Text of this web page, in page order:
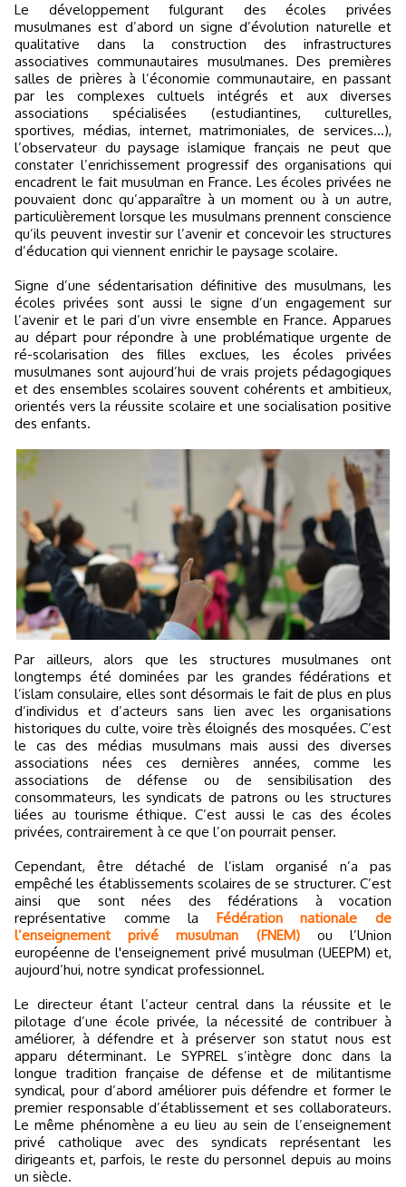
Le développement fulgurant des écoles privées
musulmanes est d’abord un signe d’évolution naturelle et
qualitative dans la construction des infrastructures
associatives communautaires musulmanes. Des premières
salles de prières à l’économie communautaire, en passant
par les complexes cultuels intégrés et aux diverses
associations spécialisées (estudiantines, culturelles,
sportives, médias, internet, matrimoniales, de services...),
l’observateur du paysage islamique français ne peut que
constater l’enrichissement progressif des organisations qui
encadrent le fait musulman en France. Les écoles privées ne
pouvaient donc qu’apparaître à un moment ou à un autre,
particulièrement lorsque les musulmans prennent conscience
qu’ils peuvent investir sur l’avenir et concevoir les structures
d’éducation qui viennent enrichir le paysage scolaire.
Signe d’une sédentarisation définitive des musulmans, les
écoles privées sont aussi le signe d’un engagement sur
l’avenir et le pari d’un vivre ensemble en France. Apparues
au départ pour répondre à une problématique urgente de
ré-scolarisation des filles exclues, les écoles privées
musulmanes sont aujourd’hui de vrais projets pédagogiques
et des ensembles scolaires souvent cohérents et ambitieux,
orientés vers la réussite scolaire et une socialisation positive
des enfants.
Par ailleurs, alors que les structures musulmanes ont
longtemps été dominées par les grandes fédérations et
l’islam consulaire, elles sont désormais le fait de plus en plus
d’individus et d’acteurs sans lien avec les organisations
historiques du culte, voire très éloignés des mosquées. C’est
le cas des médias musulmans mais aussi des diverses
associations nées ces dernières années, comme les
associations de défense ou de sensibilisation des
consommateurs, les syndicats de patrons ou les structures
liées au tourisme éthique. C’est aussi le cas des écoles
privées, contrairement à ce que l’on pourrait penser.
Cependant, être détaché de l’islam organisé n’a pas
empêché les établissements scolaires de se structurer. C’est
ainsi que sont nées des fédérations à vocation
représentative comme la Fédération nationale de
l’enseignement privé musulman (FNEM)ou l’Union
européenne de l'enseignement privé musulman (UEEPM) et,
aujourd’hui, notre syndicat professionnel.
Le directeur étant l’acteur central dans la réussite et le
pilotage d’une école privée, la nécessité de contribuer à
améliorer, à défendre et à préserver son statut nous est
apparu déterminant. Le SYPREL s’intègre donc dans la
longue tradition française de défense et de militantisme
syndical, pour d’abord améliorer puis défendre et former le
premier responsable d’établissement et ses collaborateurs.
Le même phénomène a eu lieu au sein de l’enseignement
privé catholique avec des syndicats représentant les
dirigeants et, parfois, le reste du personnel depuis au moins
un siècle.